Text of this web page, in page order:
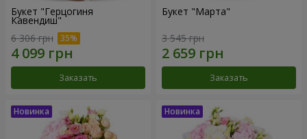
Букет "Герцогиня
Кавендиш"
6 306 грн
Заказать
Букет "Марта"
3 545 грн
Заказать